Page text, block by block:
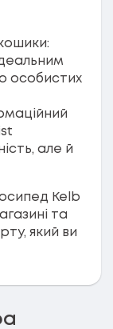
особистих
але й
Kelb
та
який ви